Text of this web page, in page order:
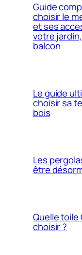
Guide
choisir le
et ses
votre
balcon
Le guide
choisir sa
bois
Les
être
Quelle toile
choisir ?